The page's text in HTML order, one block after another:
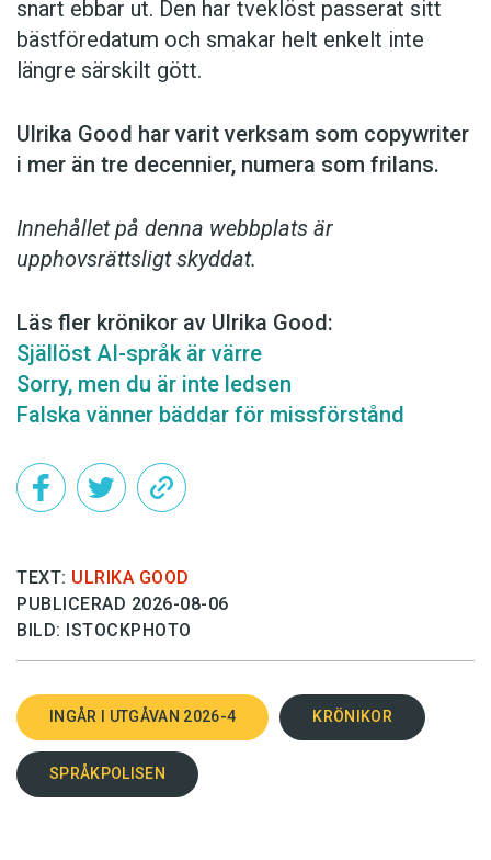
snart ebbar ut. Den har tveklöst passerat sitt
bästföredatum och smakar helt enkelt inte
längre särskilt gött.
Ulrika Good har varit verksam som copy­writer
i mer än tre decennier, numera som frilans.
Innehållet på denna webbplats är
upphovsrättsligt skyddat.
Läs fler krönikor av Ulrika Good:
Själlöst AI-språk är värre
Sorry, men du är inte ledsen
Falska vänner bäddar för missförstånd
TEXT: ULRIKA GOOD
PUBLICERAD 2026-08-06
BILD: ISTOCKPHOTO
INGÅR I UTGÅVAN 2026-4 KRÖNIKOR
SPRÅKPOLISEN